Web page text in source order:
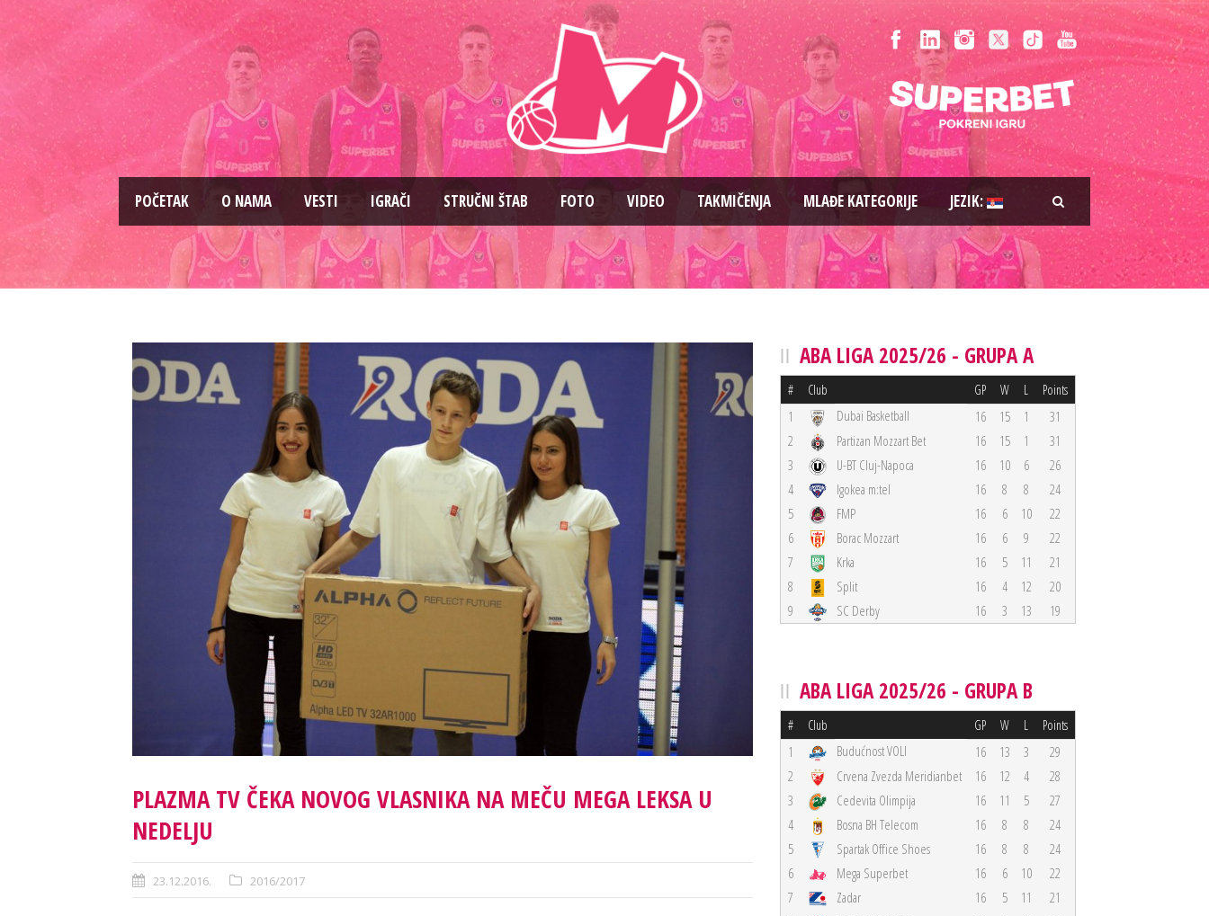
PОČETAK O NAMA VESTI IGRAČI STRUČNI ŠTAB FOTO VIDEO TAKMIČENJA MLAĐE KATEGORIJE JEZIK:
PLAZMA TV ČEKA NOVOG VLASNIKA NA MEČU MEGA LEKSA U
NEDELJU
23.12.2016. 2016/2017
ABA LIGA 2025/26 - GRUPA A
# Club GP W L Points
1 Dubai Basketball 16 15 1
31
2
Partizan Mozzart Bet 16 15 1
31
3
U-BT Cluj-Napoca 16 10 6
26
4
Igokea m:tel 16 8 8
24
5
FMP 16 6 10
22
6
Borac Mozzart 16 6 9
22
7
Krka 16 5 11
21
8
Split 16 4 12
20
9
SC Derby 16 3 13 19
ABA LIGA 2025/26 - GRUPA B
# Club GP W L Points
1 Budućnost VOLI 16 13 3
29
2
Crvena Zvezda Meridianbet 16 12 4
28
3
Cedevita Olimpija 16 11 5
27
4
Bosna BH Telecom 16 8 8
24
5
Spartak Office Shoes 16 8 8
24
6
Mega Superbet 16 6 10
22
7
Zadar 16 5 11
21